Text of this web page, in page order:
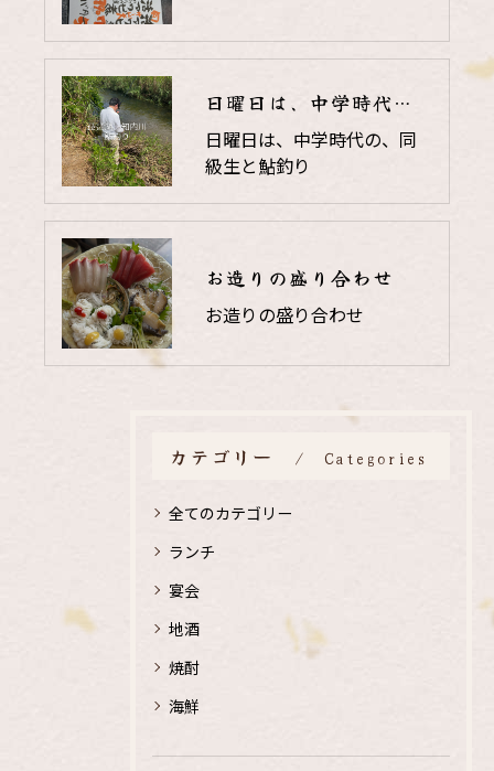
日曜日は、中学時代の、同級生と鮎釣り
日曜日は、中学時代の、同
級生と鮎釣り
お造りの盛り合わせ
お造りの盛り合わせ
カテゴリー Categories
全てのカテゴリー
ランチ
宴会
地酒
焼酎
海鮮